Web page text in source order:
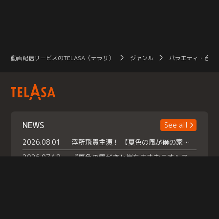
動画配信サービスのTELASA（テラサ） ジャンル バラエティ・音楽
NEWS
See all
2026.08.01
浮所飛貴主演！ 【夏色の風が僕の家にやってきた】 本日よりテラサで独占配信スタート！
2026.07.18
『夏色の雲が恋と嵐をまきおこす』スペシャルメイキング 【Part1】2026年７月18日（土）23時30分～配信スタート！話題のシーンの裏側を大公開！豪華キャスト大集合！ 『武宮家 真夏の家族会議』開催！